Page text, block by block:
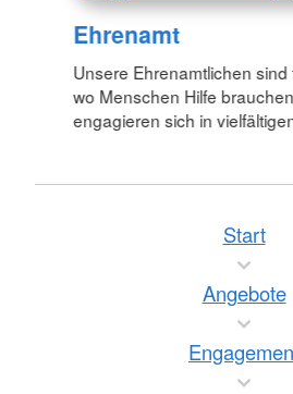
Ehrenamt
Unsere Ehrenamtlichen
wo Menschen Hilfe
engagieren sich in
Start
Angebote